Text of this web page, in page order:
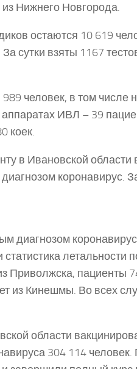
Нижнего Новгорода.
остаются 10 619
сутки взяты 1167
человек, в том числе
ИВЛ – 39
коек.
в Ивановской области
коронавирус.
диагнозом
летальности
Приволжска, пациенты
из Кинешмы. Во всех
области
304 114